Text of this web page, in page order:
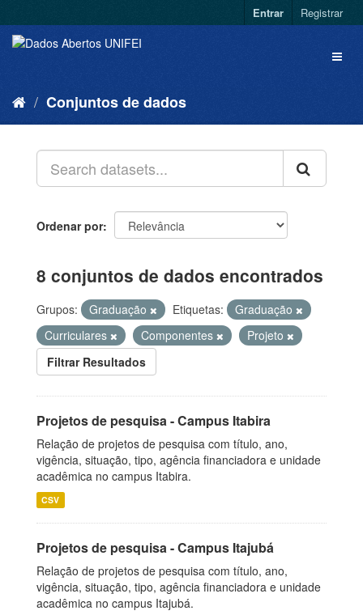
Entrar Registrar
Conjuntos de dados
Ordenar por
8 conjuntos de dados encontrados
Grupos: Graduação Etiquetas:
Graduação
Curriculares
Componentes
Projeto
Filtrar Resultados
Projetos de pesquisa - Campus Itabira
Relação de projetos de pesquisa com título, ano,
vigência, situação, tipo, agência financiadora e unidade
acadêmica no campus Itabira.
CSV
Projetos de pesquisa - Campus Itajubá
Relação de projetos de pesquisa com título, ano,
vigência, situação, tipo, agência financiadora e unidade
acadêmica no campus Itajubá.